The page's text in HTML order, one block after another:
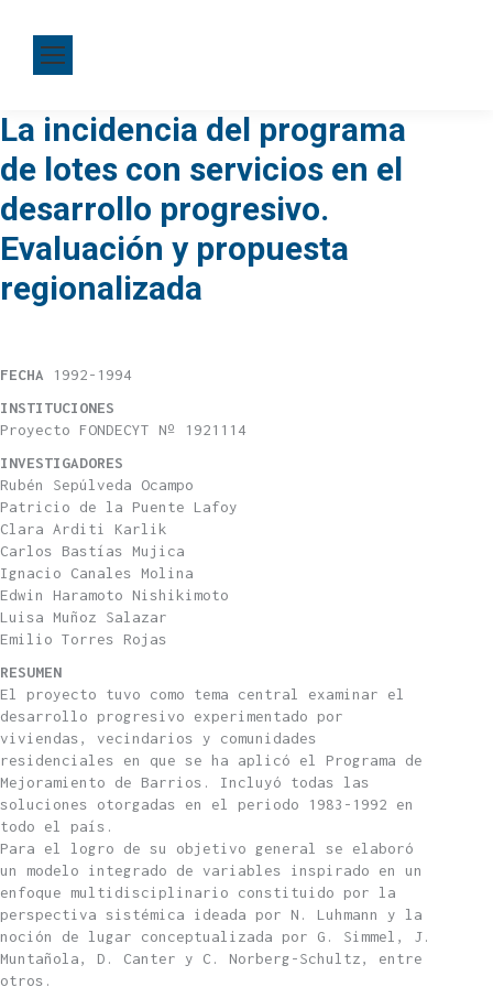
La incidencia del programa
de lotes con servicios en el
desarrollo progresivo.
Evaluación y propuesta
regionalizada
FECHA 1992-1994
INSTITUCIONES
Proyecto FONDECYT Nº 1921114
INVESTIGADORES
Rubén Sepúlveda Ocampo
Patricio de la Puente Lafoy
Clara Arditi Karlik
Carlos Bastías Mujica
Ignacio Canales Molina
Edwin Haramoto Nishikimoto
Luisa Muñoz Salazar
Emilio Torres Rojas
RESUMEN
El proyecto tuvo como tema central examinar el
desarrollo progresivo experimentado por
viviendas, vecindarios y comunidades
residenciales en que se ha aplicó el Programa de
Mejoramiento de Barrios. Incluyó todas las
soluciones otorgadas en el periodo 1983-1992 en
todo el país.
Para el logro de su objetivo general se elaboró
un modelo integrado de variables inspirado en un
enfoque multidisciplinario constituido por la
perspectiva sistémica ideada por N. Luhmann y la
noción de lugar conceptualizada por G. Simmel, J.
Muntañola, D. Canter y C. Norberg-Schultz, entre
otros.